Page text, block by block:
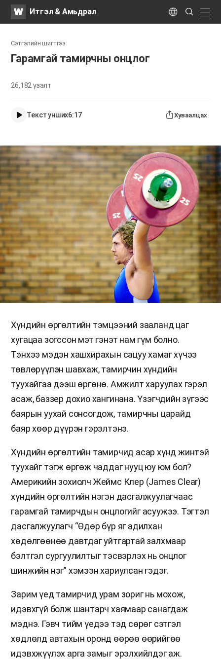
WATVИтгэл & Амьдрал Language
Search
Submit
Сэтгэлийн шигтгээ
Гарамгай тамирчны онцлог
26,182үзэлт
Текст унших6:17 Хуваалцах
Хүндийн өргөлтийн тэмцээний зааланд цаг
хугацаа зогссон мэт гэнэт нам гүм болно.
Тэнхээ мэдэн хашхирахын сацуу хамаг хүчээ
төвлөрүүлэн шавхаж, тамирчин хүндийн
туухайгаа дээш өргөнө. Амжилт харуулах гэрэл
асаж, баззер дохио хангинана. Үзэгчдийн зүгээс
баярын уухай сонсогдож, тамирчны царайд
баяр хөөр дүүрэн гэрэлтэнэ.
Хүндийн өргөлтийн тамирчид асар хүнд жинтэй
туухайг тэгж өргөж чаддаг нууц юу юм бол?
Америкийн зохиолч Жеймс Клер (James Clear)
хүндийн өргөлтийн нэгэн дасгалжуулагчаас
гарамгай тамирчдын онцлогийг асуужээ. Тэгтэл
дасгалжуулагч “Өдөр бүр яг адилхан
хөдөлгөөнөө давтдаг уйтгартай залхмаар
бэлтгэл сургуулилтыг тэсвэрлэх нь онцлог
шинжийн нэг” хэмээн хариулсан гэдэг.
Зарим үед тамирчид урам зориг нь мохож,
идэвхгүй болж шантарч хаямаар санагдаж
мэднэ. Гэвч тийм үедээ тэд сөрөг сэтгэл
хөдлөлд автахын оронд өөрөө өөрийгөө
идэвхжүүлэх арга замыг эрэлхийлдэг аж.